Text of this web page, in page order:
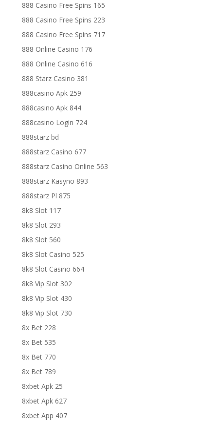
888 Casino Free Spins 165
888 Casino Free Spins 223
888 Casino Free Spins 717
888 Online Casino 176
888 Online Casino 616
888 Starz Casino 381
888casino Apk 259
888casino Apk 844
888casino Login 724
888starz bd
888starz Casino 677
888starz Casino Online 563
888starz Kasyno 893
888starz Pl 875
8k8 Slot 117
8k8 Slot 293
8k8 Slot 560
8k8 Slot Casino 525
8k8 Slot Casino 664
8k8 Vip Slot 302
8k8 Vip Slot 430
8k8 Vip Slot 730
8x Bet 228
8x Bet 535
8x Bet 770
8x Bet 789
8xbet Apk 25
8xbet Apk 627
8xbet App 407